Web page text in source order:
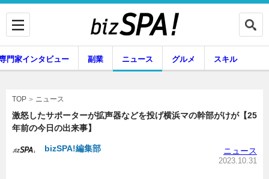
企業インタビュー 専門家インタビュー
門家インタビュー 副業 ニュース グルメ スキル
TOP ニュース
激怒したサポーターが拡声器などを投げ横浜マの幹部がけが【25
年前の今日の出来事】
bizSPA!編集部 ニュース
2023.10.31